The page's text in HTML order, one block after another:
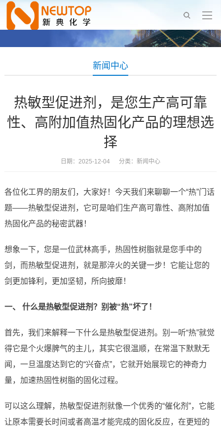
新闻中心
热敏型促进剂，是您生产高可靠
性、高附加值热固化产品的理想选
择
日期：2025-12-04 分类： 新闻中心
各位化工界的朋友们，大家好！今天我们来聊聊一个“热”门话
题——热敏型促进剂，它可是咱们生产高可靠性、高附加值
热固化产品的秘密武器！
想象一下，您是一位武林高手，热固性树脂就是您手中的
剑，而热敏型促进剂，就是那淬火的关键一步！它能让您的
剑更加锋利，更加坚韧，所向披靡！
一、 什么是热敏型促进剂？别被“热”坏了！
首先，我们来解释一下什么是热敏型促进剂。别一听“热”就觉
得它是个火爆脾气的主儿，其实它很温顺，在常温下默默无
闻，一旦温度达到它的“兴奋点”，它就开始展现它的神奇力
量，加速热固性树脂的固化过程。
可以这么理解，热敏型促进剂就像一个优秀的“催化剂”，它能
让原本需要长时间或者高温才能完成的固化反应，在更短的